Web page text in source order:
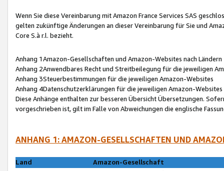
Wenn Sie diese Vereinbarung mit Amazon France Services SAS
gelten zukünftige Änderungen an dieser Vereinbarung für Sie und
Core S.à r.l. bezieht.
Anhang 1Amazon-Gesellschaften und Amazon-Websites nach Ländern
Anhang 2Anwendbares Recht und Streitbeilegung für die jeweiligen
Anhang 3Steuerbestimmungen für die jeweiligen Amazon-Websites
Anhang 4Datenschutzerklärungen für die jeweiligen Amazon-Websites
Diese Anhänge enthalten zur besseren Übersicht Übersetzungen.
vorgeschrieben ist, gilt im Falle von Abweichungen die englische
ANHANG 1: AMAZON-GESELLSCHAFTEN UND
Land
Amazon-Gesellschaft